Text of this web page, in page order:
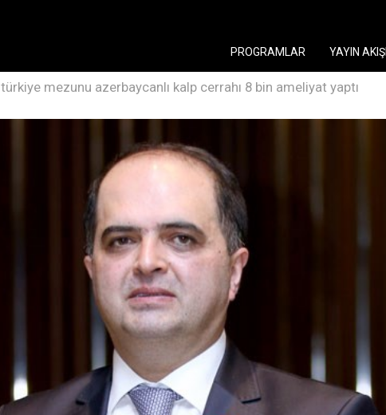
PROGRAMLAR
YAYIN AKIŞI
türkiye mezunu azerbaycanlı kalp cerrahı 8 bin ameliyat yaptı